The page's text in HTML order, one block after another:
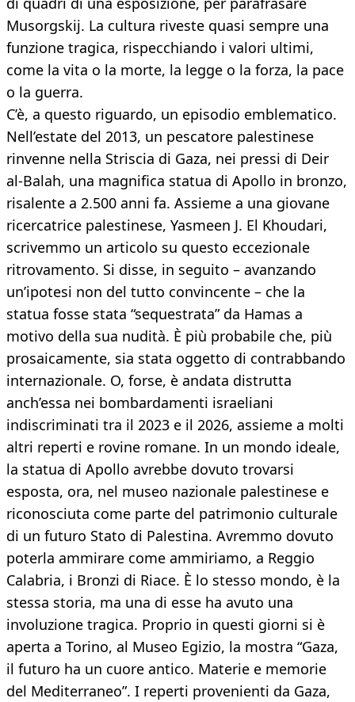
Musorgskij. La cultura riveste quasi sempre una
funzione tragica, rispecchiando i valori ultimi,
come la vita o la morte, la legge o la forza, la pace
o la guerra.
C’è, a questo riguardo, un episodio emblematico.
Nell’estate del 2013, un pescatore palestinese
rinvenne nella Striscia di Gaza, nei pressi di Deir
al-Balah, una magnifica statua di Apollo in bronzo,
risalente a 2.500 anni fa. Assieme a una giovane
ricercatrice palestinese, Yasmeen J. El Khoudari,
scrivemmo un articolo su questo eccezionale
ritrovamento. Si disse, in seguito – avanzando
un’ipotesi non del tutto convincente – che la
statua fosse stata “sequestrata” da Hamas a
motivo della sua nudità. È più probabile che, più
prosaicamente, sia stata oggetto di contrabbando
internazionale. O, forse, è andata distrutta
anch’essa nei bombardamenti israeliani
indiscriminati tra il 2023 e il 2026, assieme a molti
altri reperti e rovine romane. In un mondo ideale,
la statua di Apollo avrebbe dovuto trovarsi
esposta, ora, nel museo nazionale palestinese e
riconosciuta come parte del patrimonio culturale
di un futuro Stato di Palestina. Avremmo dovuto
poterla ammirare come ammiriamo, a Reggio
Calabria, i Bronzi di Riace. È lo stesso mondo, è la
stessa storia, ma una di esse ha avuto una
involuzione tragica. Proprio in questi giorni si è
aperta a Torino, al Museo Egizio, la mostra “Gaza,
il futuro ha un cuore antico. Materie e memorie
del Mediterraneo”. I reperti provenienti da Gaza,